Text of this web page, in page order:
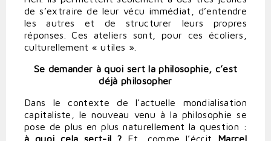
de s’extraire de leur vécu immédiat, d’entendre
les autres et de structurer leurs propres
réponses. Ces ateliers sont, pour ces écoliers,
culturellement « utiles ».
Se demander à quoi sert la philosophie, c’est
déjà philosopher
Dans le contexte de l’actuelle mondialisation
capitaliste, le nouveau venu à la philosophie se
pose de plus en plus naturellement la question :
à quoi cela sert-il ? Et, comme l’écrit
Marcel